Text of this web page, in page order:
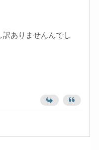
訳ありませんんでし